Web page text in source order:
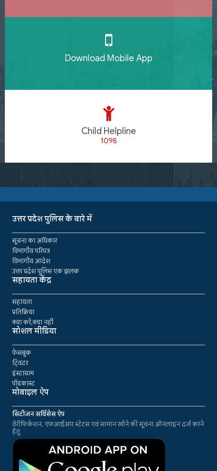
Download Mobile App
Child Helpline
1098
उत्तर प्रदेश पुलिस के बारे में
सूचना का अधिकार
विभागीय परिपत्र
विभागीय आदेश
उत्तर प्रदेश पुलिस एक झलक
सहायता केंद्र
सहायता
प्रतिक्रिया
क्या करें,क्या नहीं
सोशल मीडिया
फेसबुक
ट्विटर
इंस्टाग्राम
पॉडकास्ट
मोबाइल ऐप
सिटीजन सर्विसेस ऐप
वेरीफिकेशन, एफआईआर स्टेटस एवं सामान खोने की सूचना ऑनलाइन दर्ज करने
हेतु